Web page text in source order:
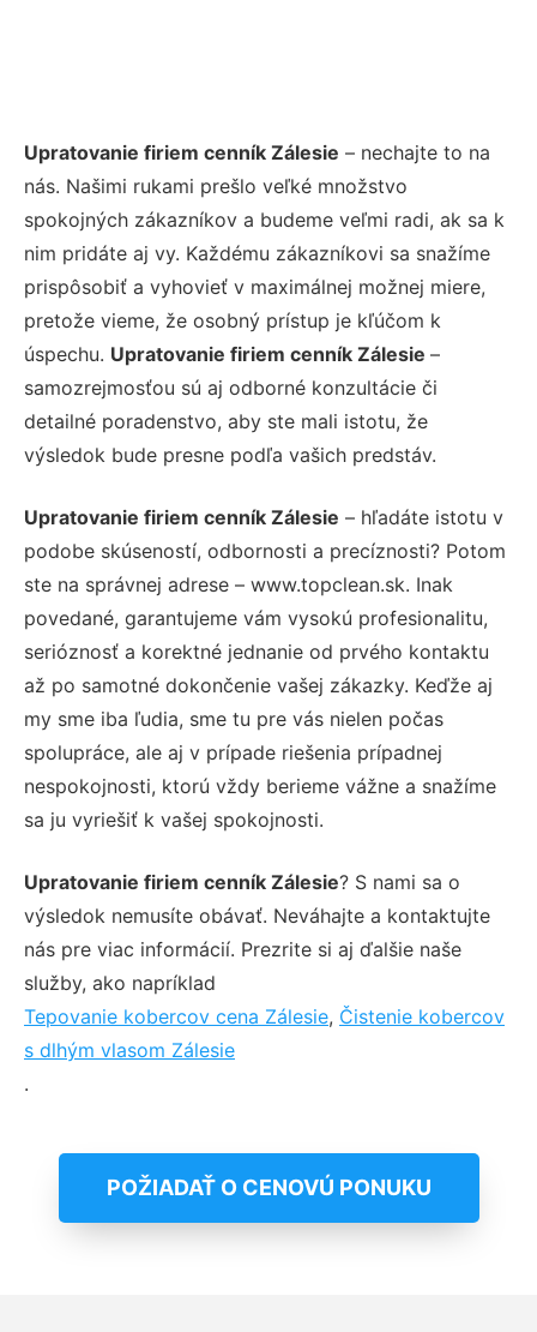
Upratovanie firiem cenník Zálesie – nechajte to na
nás. Našimi rukami prešlo veľké množstvo
spokojných zákazníkov a budeme veľmi radi, ak sa k
nim pridáte aj vy. Každému zákazníkovi sa snažíme
prispôsobiť a vyhovieť v maximálnej možnej miere,
pretože vieme, že osobný prístup je kľúčom k
úspechu. Upratovanie firiem cenník Zálesie –
samozrejmosťou sú aj odborné konzultácie či
detailné poradenstvo, aby ste mali istotu, že
výsledok bude presne podľa vašich predstáv.
Upratovanie firiem cenník Zálesie – hľadáte istotu v
podobe skúseností, odbornosti a precíznosti? Potom
ste na správnej adrese – www.topclean.sk. Inak
povedané, garantujeme vám vysokú profesionalitu,
serióznosť a korektné jednanie od prvého kontaktu
až po samotné dokončenie vašej zákazky. Keďže aj
my sme iba ľudia, sme tu pre vás nielen počas
spolupráce, ale aj v prípade riešenia prípadnej
nespokojnosti, ktorú vždy berieme vážne a snažíme
sa ju vyriešiť k vašej spokojnosti.
Upratovanie firiem cenník Zálesie? S nami sa o
výsledok nemusíte obávať. Neváhajte a kontaktujte
nás pre viac informácií. Prezrite si aj ďalšie naše
služby, ako napríklad
Tepovanie kobercov cena Zálesie, Čistenie kobercov
s dlhým vlasom Zálesie
.
POŽIADAŤ O CENOVÚ PONUKU